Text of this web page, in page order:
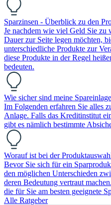
Sparzinsen - Überblick zu den
Je nachdem wie viel Geld Sie
Dauer zur Seite legen möchten,
unterschiedliche Produkte zur
diese Produkte in der Regel
bedeuten.
Wie sicher sind meine
Im Folgenden erfahren Sie alles
Anlage. Falls das Kreditinstitut
gibt es nämlich bestimmte
Worauf ist bei der
Bevor Sie sich für ein
den möglichen Unterschieden
deren Bedeutung vertraut
die für Sie am besten geeignete
Alle Ratgeber